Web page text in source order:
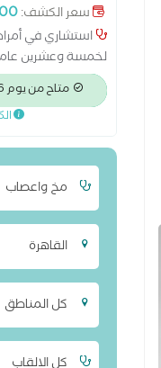
سعر الكشف:
استشاري في
لخمسة وعشرين
لأدق الحالات
العديد من الحالات
مدعومين بشهادات
مستخدمين أحدث
الدماغية،
وحالات الأعصاب
للمريض.
متاح من يوم 2026-08-09
مخ واعصاب
القاهرة
كل المناطق